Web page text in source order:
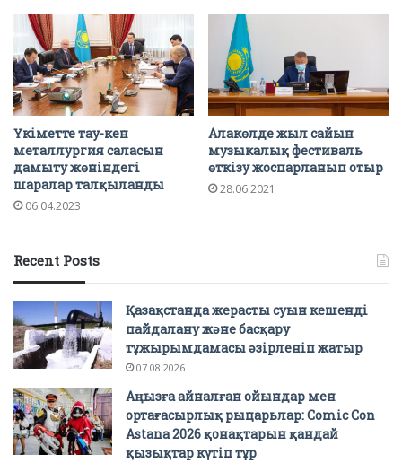
Үкіметте тау-кен
металлургия саласын
дамыту жөніндегі
шаралар талқыланды
06.04.2023
Алакөлде жыл сайын
музыкалық фестиваль
өткізу жоспарланып отыр
28.06.2021
Recent Posts
Қазақстанда жерасты суын кешенді
пайдалану және басқару
тұжырымдамасы әзірленіп жатыр
07.08.2026
Аңызға айналған ойындар мен
ортағасырлық рыцарьлар: Comic Con
Astana 2026 қонақтарын қандай
қызықтар күтіп тұр